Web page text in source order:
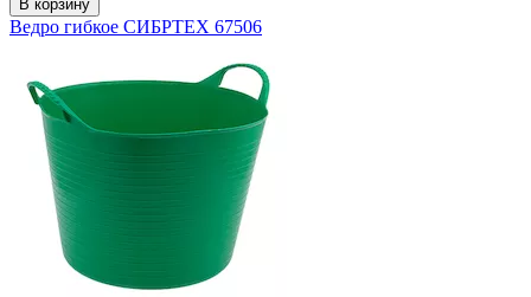
В корзину
Ведро гибкое СИБРТЕХ 67506